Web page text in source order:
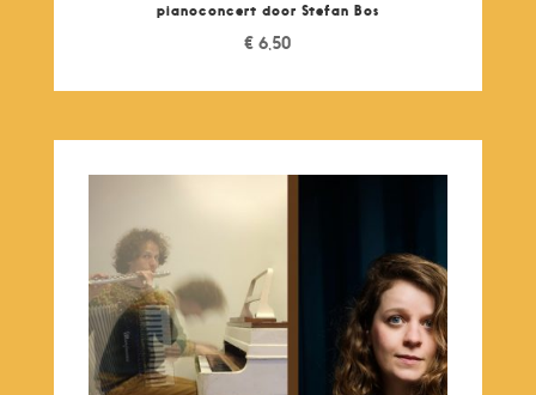
pianoconcert door Stefan Bos
€ 6,50